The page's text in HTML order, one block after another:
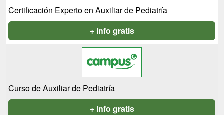
Certificación Experto en Auxiliar de Pediatría
+ info gratis
Curso de Auxiliar de Pediatría
+ info gratis